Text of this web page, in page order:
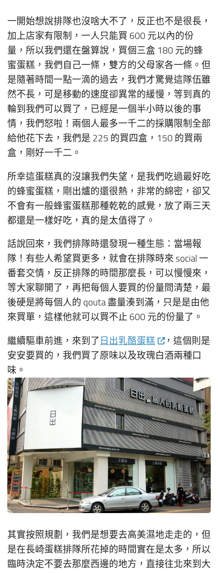
一開始想說排隊也沒啥大不了，反正也不是很長，
加上店家有限制，一人只能買 600 元以內的份
量，所以我們還在盤算說，買個三盒 180 元的蜂
蜜蛋糕，我們自己一條，雙方的父母家各一條。但
是隨著時間一點一滴的過去，我們才驚覺這隊伍雖
然不長，可是移動的速度卻異常的緩慢，等到真的
輪到我們可以買了，已經是一個半小時以後的事
情，我們怒啦！兩個人最多一千二的採購限制全部
給他花下去，我們是 225 的買四盒，150 的買兩
盒，剛好一千二。
所幸這蛋糕真的沒讓我們失望，是我們吃過最好吃
的蜂蜜蛋糕，剛出爐的還很熱，非常的綿密，卻又
不會有一般蜂蜜蛋糕那種乾乾的感覺，放了兩三天
都還是一樣好吃，真的是太值得了。
話說回來，我們排隊時還發現一種生態：當場報
隊！有些人希望買更多，就會在排隊時來 social 一
番套交情，反正排隊的時間那麼長，可以慢慢來，
等大家聊開了，再把每個人要買的份量問清楚，最
後硬是將每個人的 qouta 盡量湊到滿，只是是由他
來買單，這樣他就可以買不止 600 元的份量了。
繼續驅車前進，來到了 日出乳酪蛋糕
，這個則是
安安要買的，我們買了原味以及玫瑰白酒兩種口
味。
其實按照規劃，我們是想要去高美濕地走走的，但
是在長崎蛋糕排隊所花掉的時間實在是太多，所以
臨時決定不要去那麼西邊的地方，直接往北來到大